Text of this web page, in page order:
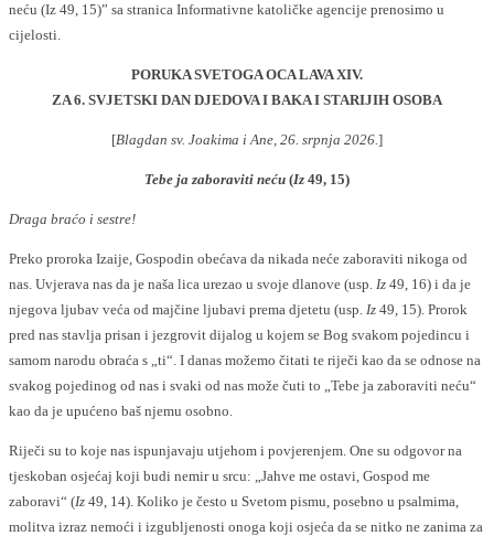
neću (Iz 49, 15)” sa stranica Informativne katoličke agencije prenosimo u
cijelosti.
PORUKA SVETOGA OCA LAVA XIV.
ZA 6. SVJETSKI DAN DJEDOVA I BAKA I STARIJIH OSOBA
[Blagdan sv. Joakima i Ane, 26. srpnja 2026.]
Tebe ja zaboraviti neću (Iz 49, 15)
Draga braćo i sestre!
Preko proroka Izaije, Gospodin obećava da nikada neće zaboraviti nikoga od
nas. Uvjerava nas da je naša lica urezao u svoje dlanove (usp. Iz 49, 16) i da je
njegova ljubav veća od majčine ljubavi prema djetetu (usp. Iz 49, 15). Prorok
pred nas stavlja prisan i jezgrovit dijalog u kojem se Bog svakom pojedincu i
samom narodu obraća s „ti“. I danas možemo čitati te riječi kao da se odnose na
svakog pojedinog od nas i svaki od nas može čuti to „Tebe ja zaboraviti neću“
kao da je upućeno baš njemu osobno.
Riječi su to koje nas ispunjavaju utjehom i povjerenjem. One su odgovor na
tjeskoban osjećaj koji budi nemir u srcu: „Jahve me ostavi, Gospod me
zaboravi“ (Iz 49, 14). Koliko je često u Svetom pismu, posebno u psalmima,
molitva izraz nemoći i izgubljenosti onoga koji osjeća da se nitko ne zanima za